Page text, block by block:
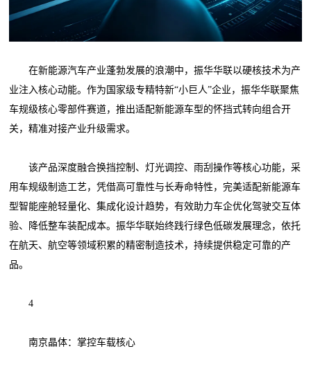
在新能源汽车产业蓬勃发展的浪潮中，振华华联以硬核技术为产
业注入核心动能。作为国家级专精特新“小巨人”企业，振华华联聚焦
车规级核心零部件赛道，推出适配新能源车型的怀挡式转向组合开
关，精准对接产业升级需求。
该产品深度融合换挡控制、灯光调控、雨刮操作等核心功能，采
用车规级制造工艺，凭借高可靠性与长寿命特性，完美适配新能源车
型智能座舱轻量化、集成化设计趋势，有效助力车企优化驾驶交互体
验、降低整车装配成本。振华华联始终践行绿色低碳发展理念，依托
在航天、航空等领域积累的精密制造技术，持续提供稳定可靠的产
品。
4
南京晶体：掌控车载核心